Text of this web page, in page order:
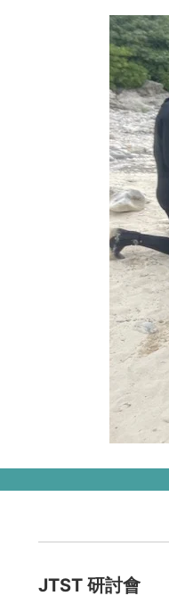
JTST 研討會